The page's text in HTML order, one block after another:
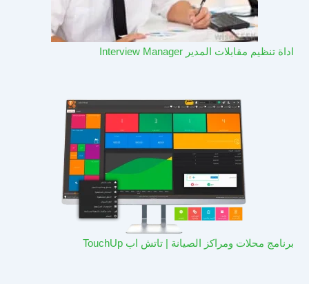
اداة تنظيم مقابلات المدير Interview Manager
برنامج محلات ومراكز الصيانة | تاتش اب TouchUp